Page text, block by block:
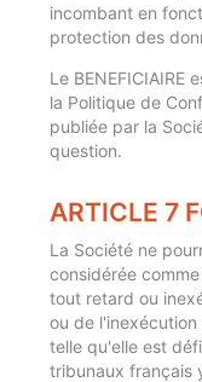
incombant en
protection des
Le BENEFICIAIRE
la Politique de
publiée par la
question.
ARTICLE 7
La Société ne
considérée
tout retard ou
ou de
telle qu'elle est
tribunaux français